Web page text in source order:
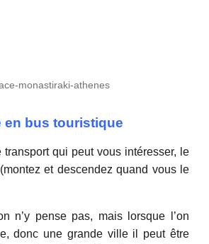
monastiraki-athenes
en bus touristique
qui peut vous intéresser, le
et descendez quand vous le
n’y pense pas, mais lorsque l’on
donc une grande ville il peut être